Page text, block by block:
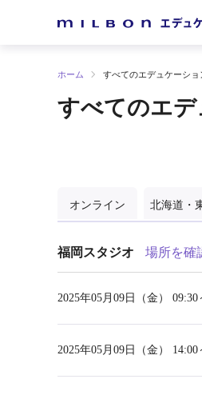
ホーム すべてのエデュケーショ
すべてのエ
オンライン 北海道・
福岡スタジオ 場所を確
2025年05月09日（金） 09:30
2025年05月09日（金） 14:00